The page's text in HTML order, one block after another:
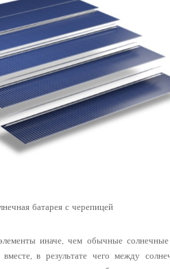
батарея с черепицей
иначе, чем обычные
в результате чего между